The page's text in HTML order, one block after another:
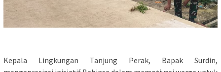
Kepala Lingkungan Tanjung Perak, Bapak Surdin,